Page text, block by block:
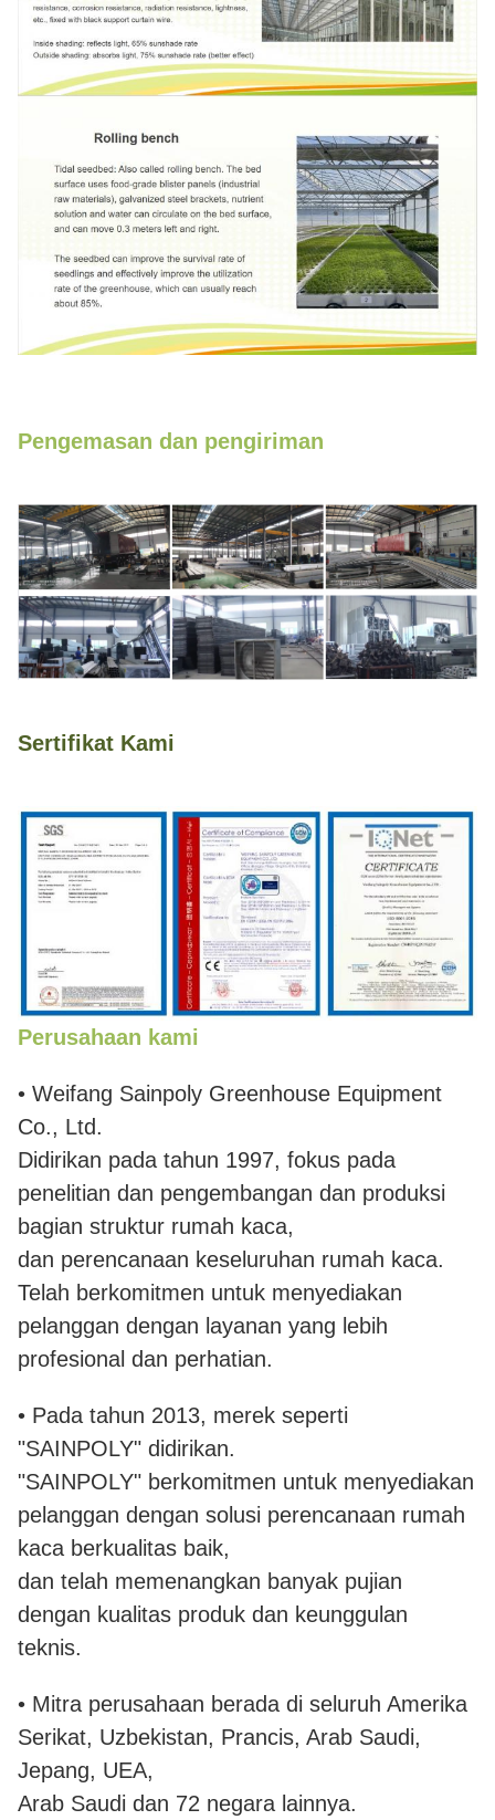
Pengemasan dan pengiriman
Sertifikat Kami
Perusahaan kami
• Weifang Sainpoly Greenhouse Equipment
Co., Ltd.
Didirikan pada tahun 1997, fokus pada
penelitian dan pengembangan dan produksi
bagian struktur rumah kaca,
dan perencanaan keseluruhan rumah kaca.
Telah berkomitmen untuk menyediakan
pelanggan dengan layanan yang lebih
profesional dan perhatian.
• Pada tahun 2013, merek seperti
"SAINPOLY" didirikan.
"SAINPOLY" berkomitmen untuk menyediakan
pelanggan dengan solusi perencanaan rumah
kaca berkualitas baik,
dan telah memenangkan banyak pujian
dengan kualitas produk dan keunggulan
teknis.
• Mitra perusahaan berada di seluruh Amerika
Serikat, Uzbekistan, Prancis, Arab Saudi,
Jepang, UEA,
Arab Saudi dan 72 negara lainnya.